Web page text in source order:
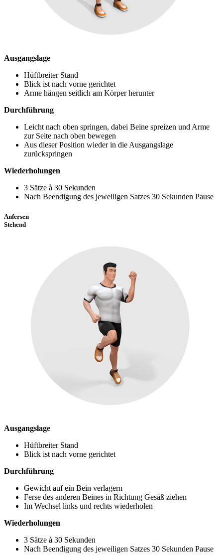
Ausgangslage
Hüftbreiter Stand
Blick ist nach vorne gerichtet
Arme hängen seitlich am Körper herunter
Durchführung
Leicht nach oben springen, dabei Beine spreizen und Arme
zur Seite nach oben bewegen
Aus dieser Position wieder in die Ausgangslage
zurückspringen
Wiederholungen
3 Sätze à 30 Sekunden
Nach Beendigung des jeweiligen Satzes 30 Sekunden Pause
Anfersen
Stehend
Ausgangslage
Hüftbreiter Stand
Blick ist nach vorne gerichtet
Durchführung
Gewicht auf ein Bein verlagern
Ferse des anderen Beines in Richtung Gesäß ziehen
Im Wechsel links und rechts wiederholen
Wiederholungen
3 Sätze à 30 Sekunden
Nach Beendigung des jeweiligen Satzes 30 Sekunden Pause